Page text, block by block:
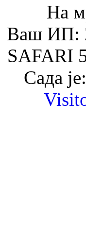
На
Ваш ИП:
SAFARI
Сада